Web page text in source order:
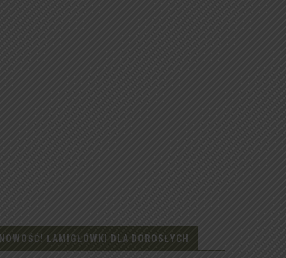
NOWOŚĆ! ŁAMIGŁÓWKI DLA DOROSŁYCH